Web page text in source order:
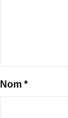
Nom *